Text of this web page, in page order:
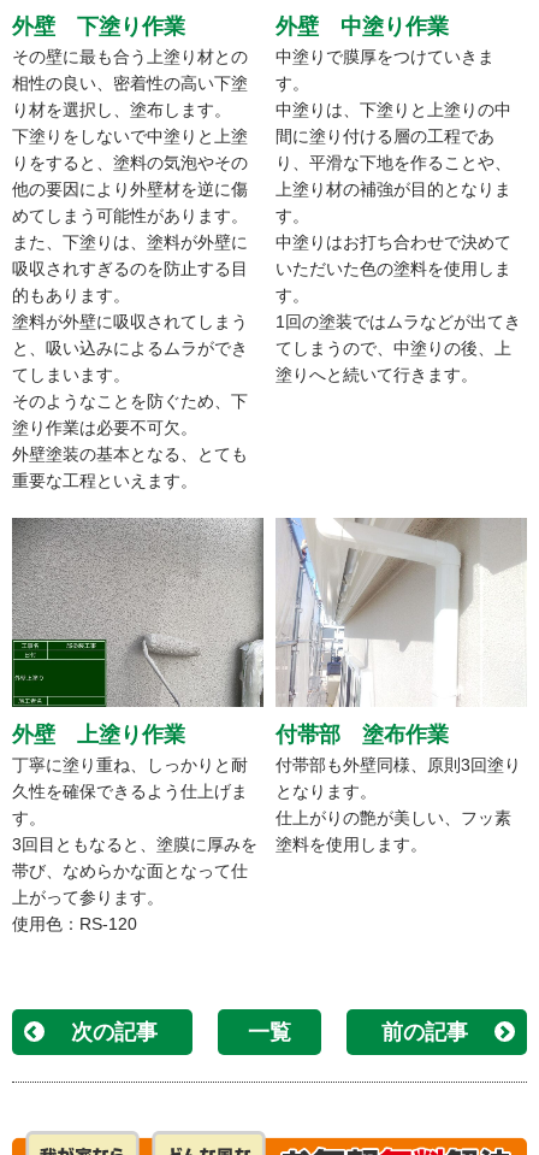
外壁 下塗り作業
その壁に最も合う上塗り材との
相性の良い、密着性の高い下塗
り材を選択し、塗布します。
下塗りをしないで中塗りと上塗
りをすると、塗料の気泡やその
他の要因により外壁材を逆に傷
めてしまう可能性があります。
また、下塗りは、塗料が外壁に
吸収されすぎるのを防止する目
的もあります。
塗料が外壁に吸収されてしまう
と、吸い込みによるムラができ
てしまいます。
そのようなことを防ぐため、下
塗り作業は必要不可欠。
外壁塗装の基本となる、とても
重要な工程といえます。
外壁 中塗り作業
中塗りで膜厚をつけていきま
す。
中塗りは、下塗りと上塗りの中
間に塗り付ける層の工程であ
り、平滑な下地を作ることや、
上塗り材の補強が目的となりま
す。
中塗りはお打ち合わせで決めて
いただいた色の塗料を使用しま
す。
1回の塗装ではムラなどが出てき
てしまうので、中塗りの後、上
塗りへと続いて行きます。
外壁 上塗り作業
丁寧に塗り重ね、しっかりと耐
久性を確保できるよう仕上げま
す。
3回目ともなると、塗膜に厚みを
帯び、なめらかな面となって仕
上がって参ります。
使用色：RS-120
付帯部 塗布作業
付帯部も外壁同様、原則3回塗り
となります。
仕上がりの艶が美しい、フッ素
塗料を使用します。
次の記事 一覧 前の記事